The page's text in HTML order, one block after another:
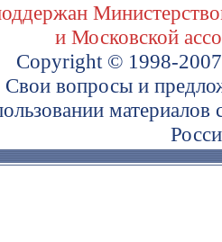
и Московской
Copyright © 1998-
Свои вопросы и